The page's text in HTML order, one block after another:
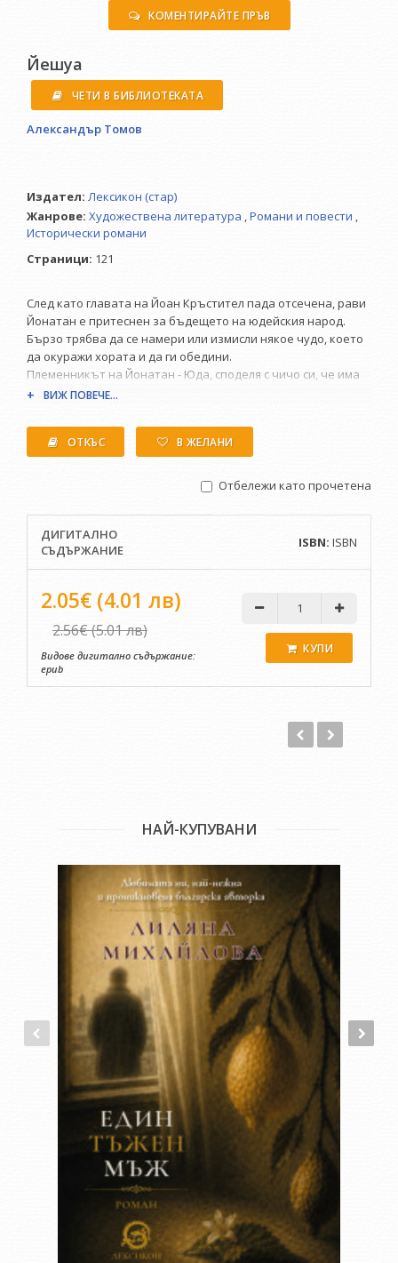
КОМЕНТИРАЙТЕ ПРЪВ
Йешуа
ЧЕТИ В БИБЛИОТЕКАТА
Александър Томов
Издател: Лексикон (стар)
Жанрове: Художествена литература ,Романи и повести ,
Исторически романи
Страници: 121
След като главата на Йоан Кръстител пада отсечена, рави
Йонатан е притеснен за бъдещето на юдейския народ.
Бързо трябва да се намери или измисли някое чудо, което
да окуражи хората и да ги обедини.
Племенникът на Йонатан - Юда, споделя с чичо си, че има
един по-особен приятел измежду познатите си. Това е
Александър Томов е автор на десетки книги и
киносценарии и признат за най-скандалния български
събития от годините на прехода. Специално за този роман
прогнози за обществото ни.
ВИЖ ПОВЕЧЕ...
ОТКЪС В ЖЕЛАНИ
Отбележи като прочетена
ДИГИТАЛНО
СЪДЪРЖАНИЕ
ISBN: ISBN
2.05€ (4.01 лв)
2.56€ (5.01 лв)
Видове дигитално съдържание:
epub
КУПИ
НАЙ-КУПУВАНИ